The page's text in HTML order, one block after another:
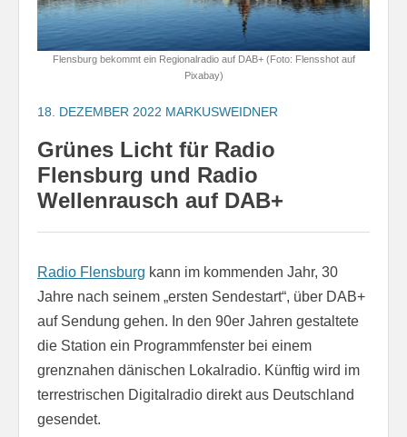
Flensburg bekommt ein Regionalradio auf DAB+ (Foto: Flensshot auf
Pixabay)
18. DEZEMBER 2022 MARKUSWEIDNER
Grünes Licht für Radio
Flensburg und Radio
Wellenrausch auf DAB+
Radio Flensburg kann im kommenden Jahr, 30
Jahre nach seinem „ersten Sendestart“, über DAB+
auf Sendung gehen. In den 90er Jahren gestaltete
die Station ein Programmfenster bei einem
grenznahen dänischen Lokalradio. Künftig wird im
terrestrischen Digitalradio direkt aus Deutschland
gesendet.